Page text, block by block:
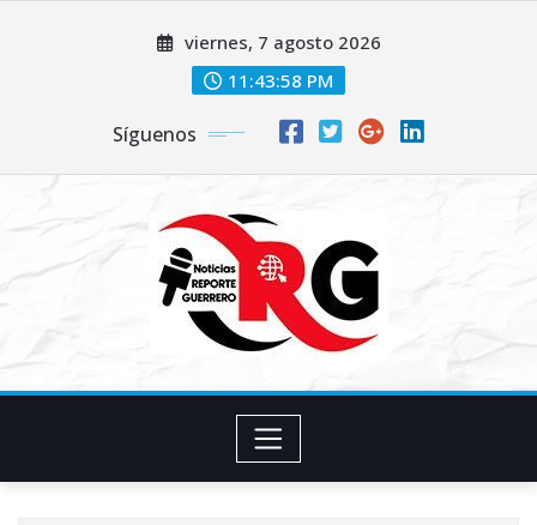
viernes, 7 agosto 2026
11:43:59 PM
Síguenos